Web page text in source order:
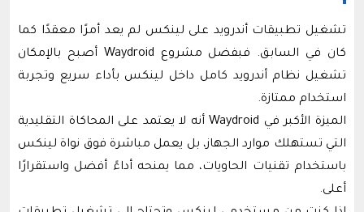
تشغيل تطبيقات أندرويد على لينكس لم يعد أمرًا معقدًا كما
كان في السابق. فبفضل مشروع Waydroid أصبح بالإمكان
تشغيل نظام أندرويد كامل داخل لينكس بأداء سريع وتجربة
استخدام ممتازة.
الميزة الأكبر في Waydroid أنه لا يعتمد على المحاكاة التقليدية
التي تستهلك موارد الجهاز، بل يعمل مباشرة فوق نواة لينكس
باستخدام تقنيات الحاويات، مما يمنحه أداءً أفضل واستقرارًا
أعلى.